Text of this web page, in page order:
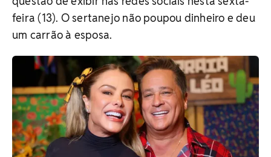
feira (13). O sertanejo não poupou dinheiro e deu
um carrão à esposa.